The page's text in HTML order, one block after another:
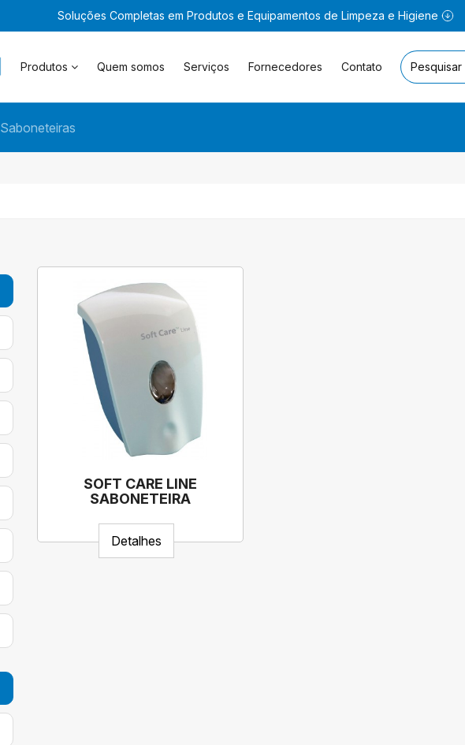
Soluções Completas em Produtos e Equipamentos de Limpeza e Higiene
Produtos Quem somos Serviços Fornecedores Contato
Saboneteiras
SOFT CARE LINE
SABONETEIRA
Detalhes